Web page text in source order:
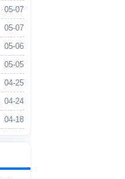
05-07
05-07
05-06
05-05
04-25
04-24
04-18